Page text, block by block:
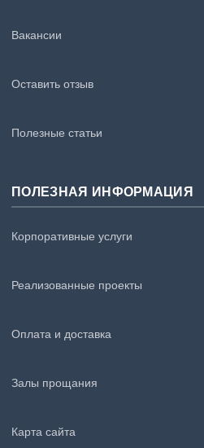
Вакансии
Оставить отзыв
Полезные статьи
ПОЛЕЗНАЯ ИНФОРМАЦИЯ
Корпоративные услуги
Реализованные проекты
Оплата и доставка
Залы прощания
Карта сайта